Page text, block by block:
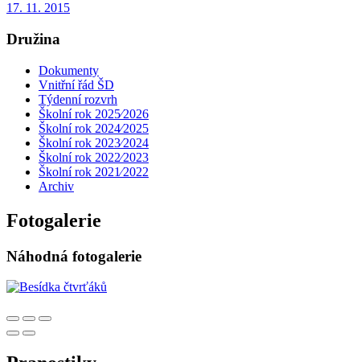
17. 11. 2015
Družina
Dokumenty
Vnitřní řád ŠD
Týdenní rozvrh
Školní rok 2025⁄2026
Školní rok 2024⁄2025
Školní rok 2023⁄2024
Školní rok 2022⁄2023
Školní rok 2021⁄2022
Archiv
Fotogalerie
Náhodná fotogalerie